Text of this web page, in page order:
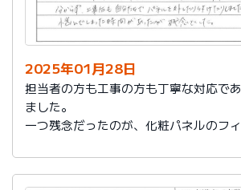
2025年01月28日
担当者の方も工事の方も丁寧な対応で
ました。
一つ残念だったのが、化粧パネルのフィ
分たちでパネルを外したり付けたりし
駄な時間と色で悩んでしまった時間が